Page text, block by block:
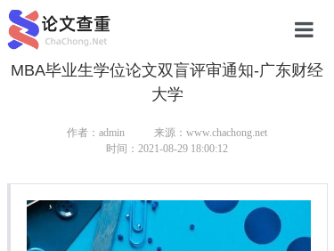
网站首页
本科论文
研究生论
MBA毕业生学位论文双盲评审通知-广东财经
大学
作者：admin
来源：www.chachong.net
时间：2021-08-29 18:00:12